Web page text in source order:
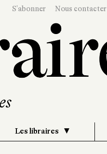
S'abonner Nous contacter
Les libraires